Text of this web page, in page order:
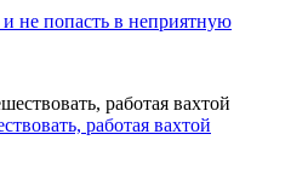
не попасть в неприятную
работая вахтой